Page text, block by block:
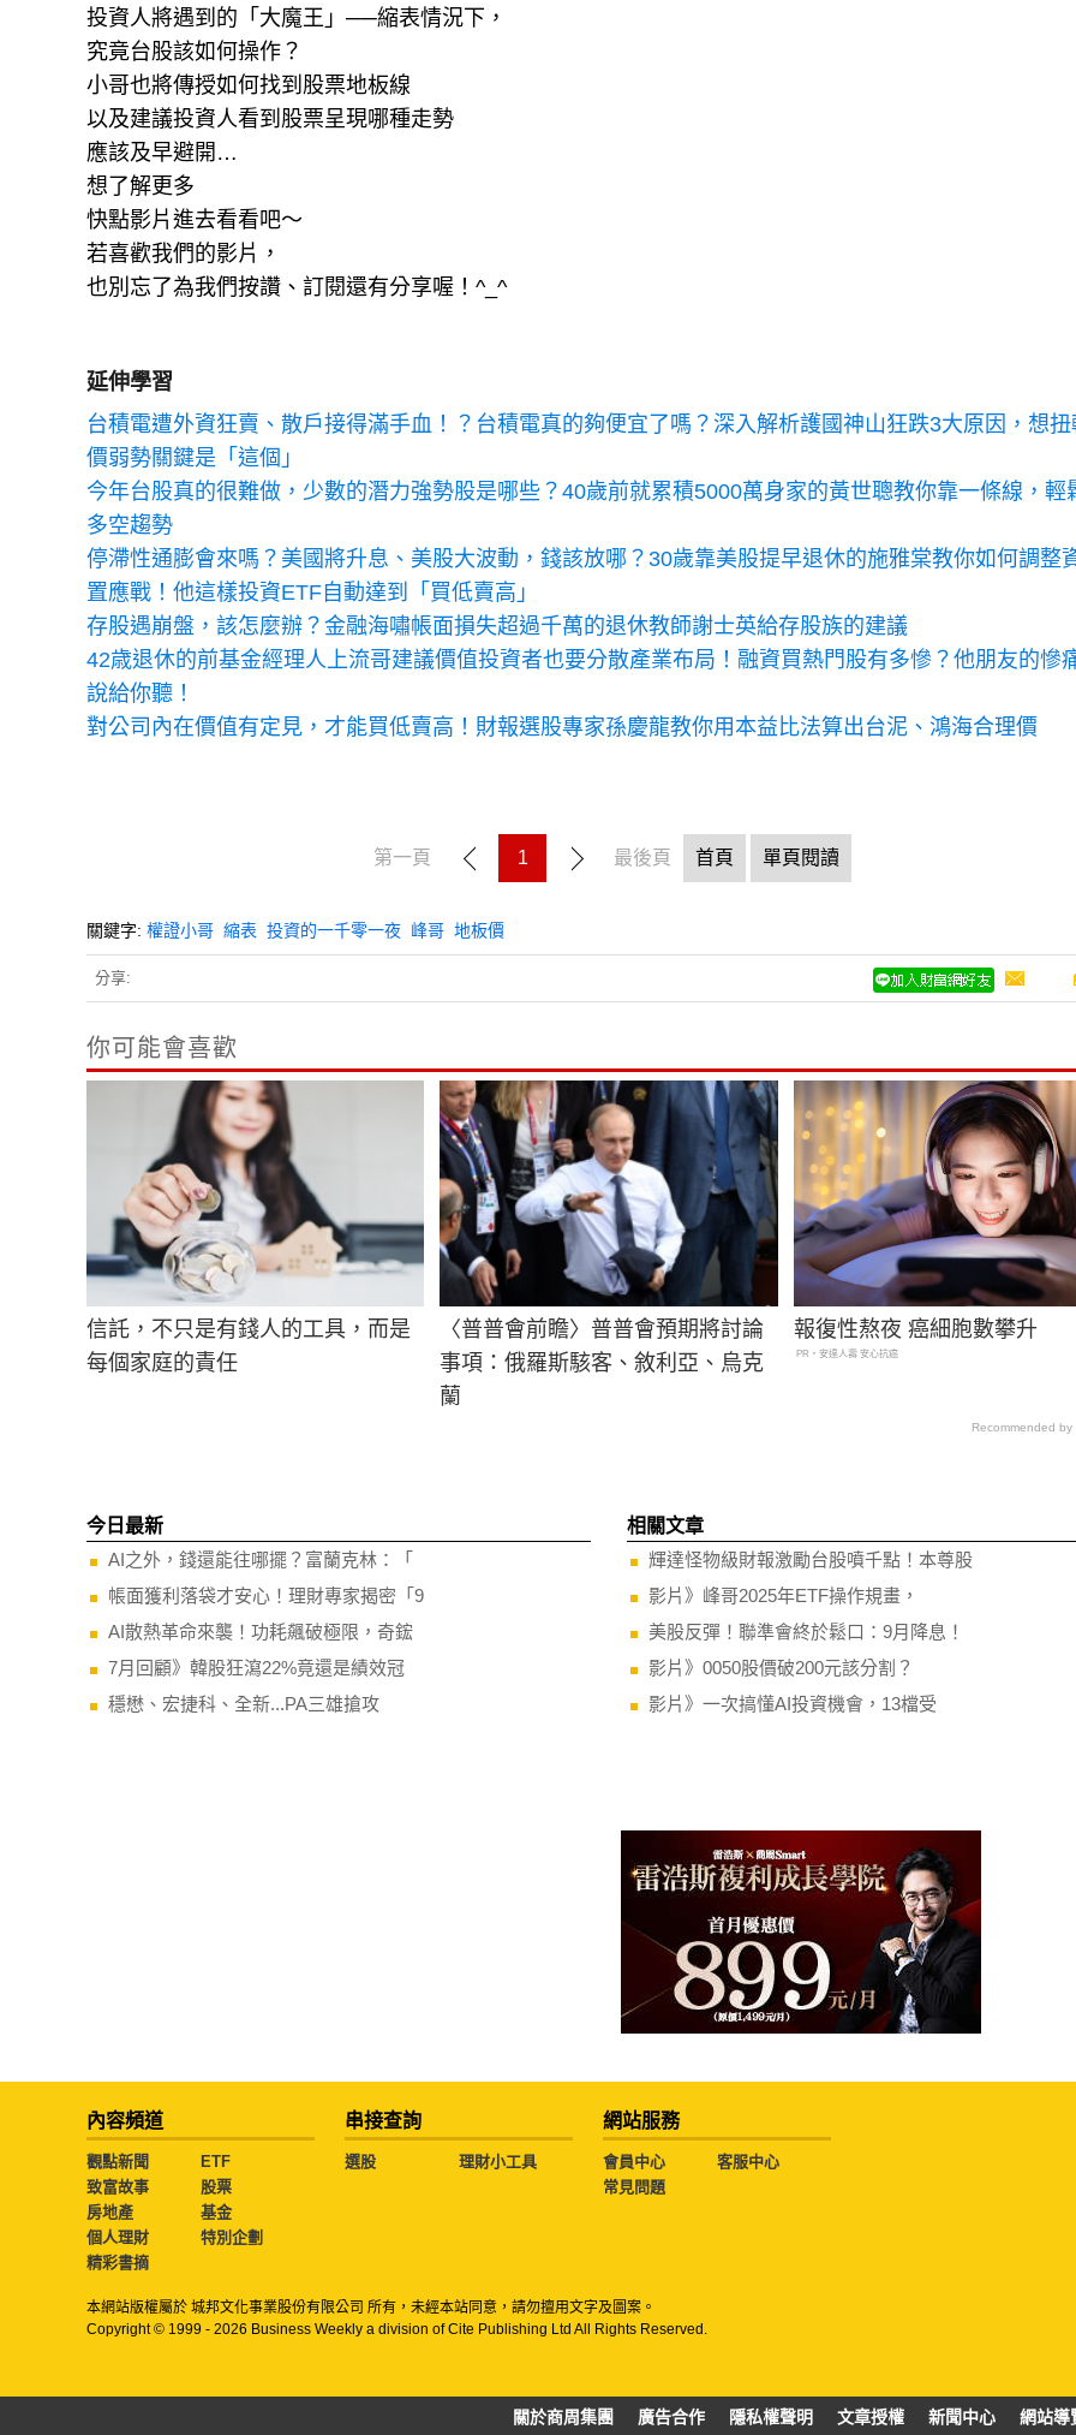
投資人將遇到的「大魔王」──縮表情況下，
究竟台股該如何操作？
小哥也將傳授如何找到股票地板線
以及建議投資人看到股票呈現哪種走勢
應該及早避開…
想了解更多
快點影片進去看看吧～
若喜歡我們的影片，
也別忘了為我們按讚、訂閱還有分享喔！^_^
延伸學習
台積電遭外資狂賣、散戶接得滿手血！？台積電真的夠便宜了嗎？深入解析護國神山狂跌3大原因，想扭
價弱勢關鍵是「這個」
今年台股真的很難做，少數的潛力強勢股是哪些？40歲前就累積5000萬身家的黃世聰教你靠一條線，輕
多空趨勢
停滯性通膨會來嗎？美國將升息、美股大波動，錢該放哪？30歲靠美股提早退休的施雅棠教你如何調整
置應戰！他這樣投資ETF自動達到「買低賣高」
存股遇崩盤，該怎麼辦？金融海嘯帳面損失超過千萬的退休教師謝士英給存股族的建議
42歳退休的前基金經理人上流哥建議價值投資者也要分散產業布局！融資買熱門股有多慘？他朋友的慘
說給你聽！
對公司內在價值有定見，才能買低賣高！財報選股專家孫慶龍教你用本益比法算出台泥、鴻海合理價
第一頁 1 最後頁 首頁 單頁閱讀
關鍵字: 權證小哥 縮表 投資的一千零一夜 峰哥 地板價
分享:
你可能會喜歡
信託，不只是有錢人的工具，而是
每個家庭的責任
〈普普會前瞻〉普普會預期將討論
事項：俄羅斯駭客、敘利亞、烏克
蘭
報復性熬夜 癌細胞數攀升
PR・安達人壽 安心抗癌
Recommended by
今日最新
AI之外，錢還能往哪擺？富蘭克林：「
帳面獲利落袋才安心！理財專家揭密「9
AI散熱革命來襲！功耗飆破極限，奇鋐
7月回顧》韓股狂瀉22%竟還是績效冠
穩懋、宏捷科、全新...PA三雄搶攻
相關文章
輝達怪物級財報激勵台股噴千點！本尊股
影片》峰哥2025年ETF操作規畫，
美股反彈！聯準會終於鬆口：9月降息！
影片》0050股價破200元該分割？
影片》一次搞懂AI投資機會，13檔受
內容頻道
觀點新聞
ETF
致富故事
股票
房地產
基金
個人理財
特別企劃
精彩書摘
串接查詢
選股 理財小工具
網站服務
會員中心
客服中心
常見問題
本網站版權屬於 城邦文化事業股份有限公司 所有，未經本站同意，請勿擅用文字及圖案。
Copyright © 1999 - 2026 Business Weekly a division of Cite Publishing Ltd All Rights Reserved.
關於商周集團 廣告合作 隱私權聲明 文章授權 新聞中心 網站導